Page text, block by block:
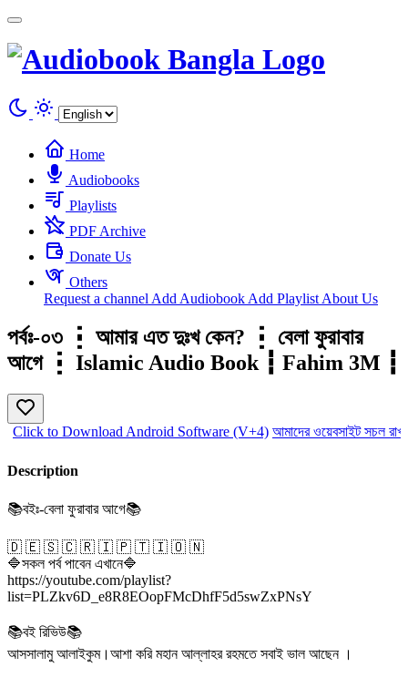
Home
Audiobooks
Playlists
PDF Archive
Donate Us
Others
Request a channel Add Audiobook Add Playlist About Us
পর্বঃ-০৩ ┇ আমার এত দুঃখ কেন? ┇ বেলা ফুরাবার
আগে ┇ Islamic Audio Book ┇ Fahim 3M ┇
Click to Download Android Software (V+4) আমাদের ওয়েবসাইট সচল
Description
📚বইঃ-বেলা ফুরাবার আগে📚
🇩 🇪 🇸 🇨 🇷 🇮 🇵 🇹 🇮 🇴 🇳
🔷সকল পর্ব পাবেন এখানে🔷
https://youtube.com/playlist?
list=PLZkv6D_e8R8EOopFMcDhfF5d5swZxPNsY
📚বই রিভিউ📚
আসসালামু আলাইকুম।আশা করি মহান আল্লাহর রহমতে সবাই ভাল আছেন ।